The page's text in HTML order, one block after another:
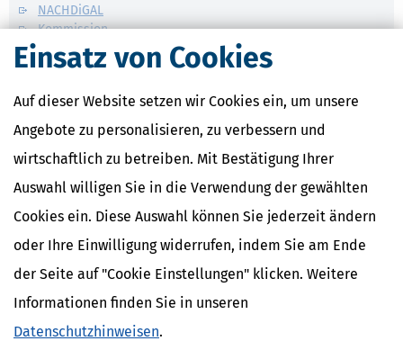
Einsatz von Cookies
Auf dieser Website setzen wir Cookies ein, um unsere
Angebote zu personalisieren, zu verbessern und
wirtschaftlich zu betreiben. Mit Bestätigung Ihrer
Auswahl willigen Sie in die Verwendung der gewählten
Cookies ein. Diese Auswahl können Sie jederzeit ändern
oder Ihre Einwilligung widerrufen, indem Sie am Ende
der Seite auf "Cookie Einstellungen" klicken. Weitere
Informationen finden Sie in unseren
Datenschutzhinweisen.
NACHDiGAL
Kommission
Kostenlose Steuertipps & News